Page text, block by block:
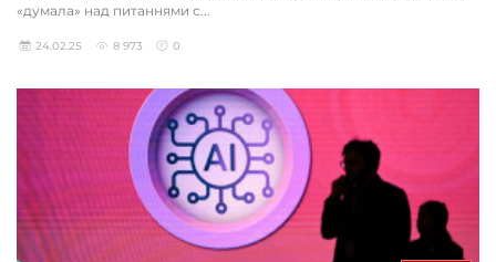
«думала» над питаннями с...
24.02.25 8 973 0